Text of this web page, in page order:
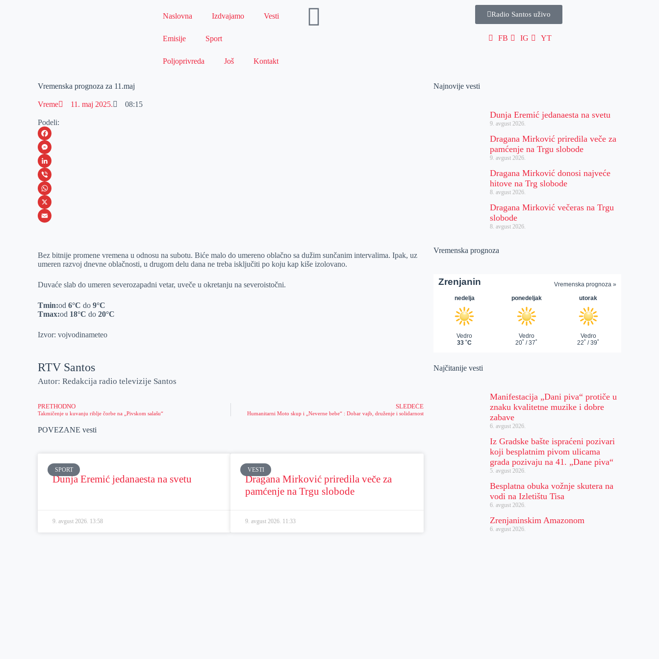
Naslovna Izdvajamo Vesti
Emisije Sport
Poljoprivreda Još Kontakt
Radio Santos uživo
FB IG YT
Vremenska prognoza za 11.maj
Vreme 11. maj 2025. 08:15
Podeli:
F
a
c
e
b
o
M
e
s
s
e
e
L
i
n
k
I
V
i
b
W
h
s
p
X
a
l
Bez bitnije promene vremena u odnosu na subotu. Biće malo do umereno oblačno sa dužim sunčanim intervalima. Ipak, uz
umeren razvoj dnevne oblačnosti, u drugom delu dana ne treba isključiti po koju kap kiše izolovano.
Duvaće slab do umeren severozapadni vetar, uveče u okretanju na severoistočni.
Tmin:od6°C do9°C
Tmax:od 18°C do20°C
Izvor: vojvodinameteo
RTV Santos
Autor: Redakcija radio televizije Santos
PRETHODNO
Takmičenje u kuvanju riblje čorbe na „Pivskom salašu“
SLEDEĆE
Humanitarni Moto skup i „Neverne bebe“ : Dobar vajb, druženje i solidarnost
POVEZANE vesti
SPORT
Dunja Eremić jedanaesta na svetu
9. avgust 2026. 13:58
VESTI
Dragana Mirković priredila veče za
pamćenje na Trgu slobode
9. avgust 2026. 11:33
Najnovije vesti
Dunja Eremić jedanaesta na svetu
9. avgust 2026.
Dragana Mirković priredila veče za
pamćenje na Trgu slobode
9. avgust 2026.
Dragana Mirković donosi najveće
hitove na Trg slobode
8. avgust 2026.
Dragana Mirković večeras na Trgu
slobode
8. avgust 2026.
Vremenska prognoza
Najčitanije vesti
Manifestacija „Dani piva“ protiče u
znaku kvalitetne muzike i dobre
zabave
6. avgust 2026.
Iz Gradske bašte ispraćeni pozivari
koji besplatnim pivom ulicama
grada pozivaju na 41. „Dane piva“
5. avgust 2026.
Besplatna obuka vožnje skutera na
vodi na Izletištu Tisa
6. avgust 2026.
Zrenjaninskim Amazonom
6. avgust 2026.